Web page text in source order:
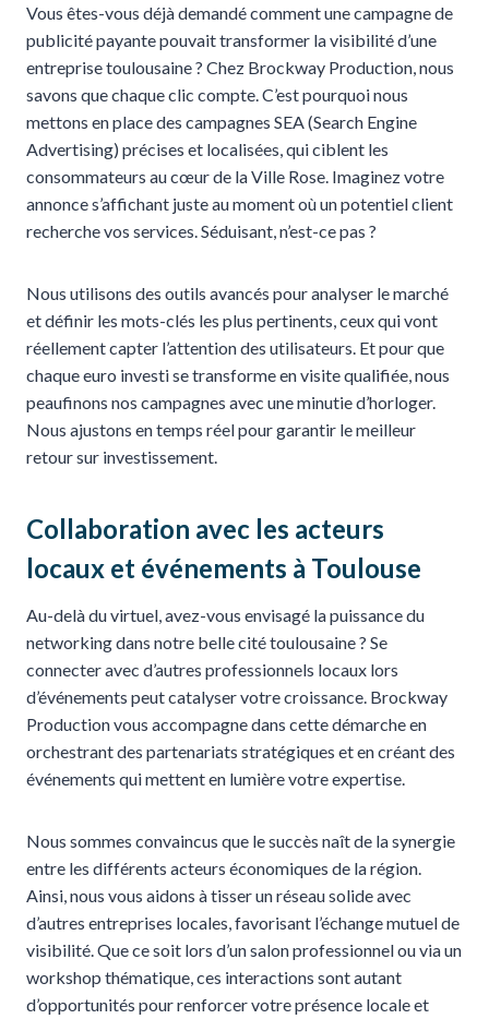
Vous êtes-vous déjà demandé comment une campagne de
publicité payante pouvait transformer la visibilité d’une
entreprise toulousaine ? Chez Brockway Production, nous
savons que chaque clic compte. C’est pourquoi nous
mettons en place des campagnes SEA (Search Engine
Advertising) précises et localisées, qui ciblent les
consommateurs au cœur de la Ville Rose. Imaginez votre
annonce s’affichant juste au moment où un potentiel client
recherche vos services. Séduisant, n’est-ce pas ?
Nous utilisons des outils avancés pour analyser le marché
et définir les mots-clés les plus pertinents, ceux qui vont
réellement capter l’attention des utilisateurs. Et pour que
chaque euro investi se transforme en visite qualifiée, nous
peaufinons nos campagnes avec une minutie d’horloger.
Nous ajustons en temps réel pour garantir le meilleur
retour sur investissement.
Collaboration avec les acteurs
locaux et événements à Toulouse
Au-delà du virtuel, avez-vous envisagé la puissance du
networking dans notre belle cité toulousaine ? Se
connecter avec d’autres professionnels locaux lors
d’événements peut catalyser votre croissance. Brockway
Production vous accompagne dans cette démarche en
orchestrant des partenariats stratégiques et en créant des
événements qui mettent en lumière votre expertise.
Nous sommes convaincus que le succès naît de la synergie
entre les différents acteurs économiques de la région.
Ainsi, nous vous aidons à tisser un réseau solide avec
d’autres entreprises locales, favorisant l’échange mutuel de
visibilité. Que ce soit lors d’un salon professionnel ou via un
workshop thématique, ces interactions sont autant
d’opportunités pour renforcer votre présence locale et